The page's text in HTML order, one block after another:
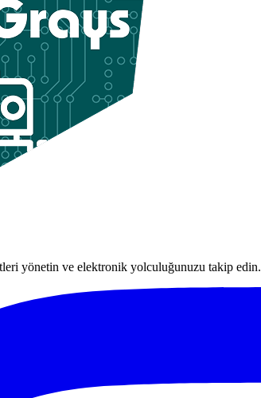
yönetin ve elektronik yolculuğunuzu takip edin.